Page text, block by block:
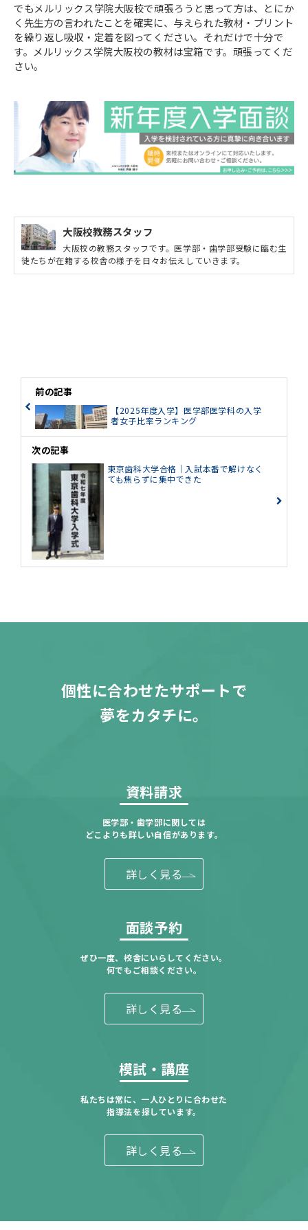
でもメルリックス学院大阪校で頑張ろうと思って方は、とにか
く先生方の言われたことを確実に、与えられた教材・プリント
を繰り返し吸収・定着を図ってください。それだけで十分で
す。メルリックス学院大阪校の教材は宝箱です。頑張ってくだ
さい。
大阪校教務スタッフ
大阪校の教務スタッフです。医学部・歯学部受験に臨む生
徒たちが在籍する校舎の様子を日々お伝えしていきます。
前の記事
【2025年度入学】医学部医学科の入学
者女子比率ランキング
次の記事
東京歯科大学合格｜入試本番で解けなく
ても焦らずに集中できた
個性に合わせたサポートで
夢をカタチに。
資料請求
医学部・歯学部に関しては
どこよりも詳しい自信があります。
詳しく見る
面談予約
ぜひ一度、校舎にいらしてください。
何でもご相談ください。
詳しく見る
模試・講座
私たちは常に、一人ひとりに合わせた
指導法を探しています。
詳しく見る